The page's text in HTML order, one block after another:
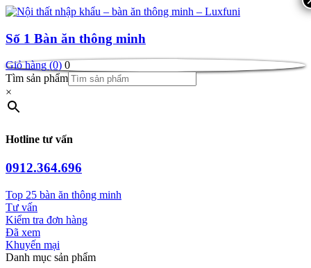
Số 1 Bàn ăn thông minh
Giỏ hàng (0) 0
Tìm sản phẩm
×
Hotline tư vấn
0912.364.696
Top 25 bàn ăn thông minh
Tư vấn
Kiểm tra đơn hàng
Đã xem
Khuyến mại
Danh mục sản phẩm